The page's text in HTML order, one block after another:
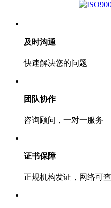
及时沟通
快速解决您的问题
团队协作
咨询顾问，一对一服务
证书保障
正规机构发证，网络可查